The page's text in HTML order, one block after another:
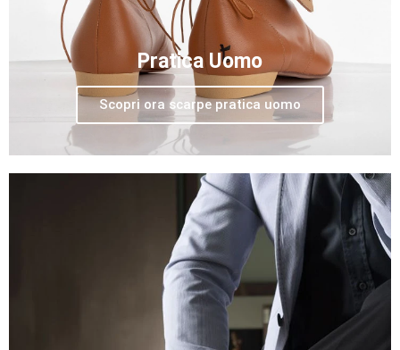
Pratica Uomo
Scopri ora scarpe pratica uomo